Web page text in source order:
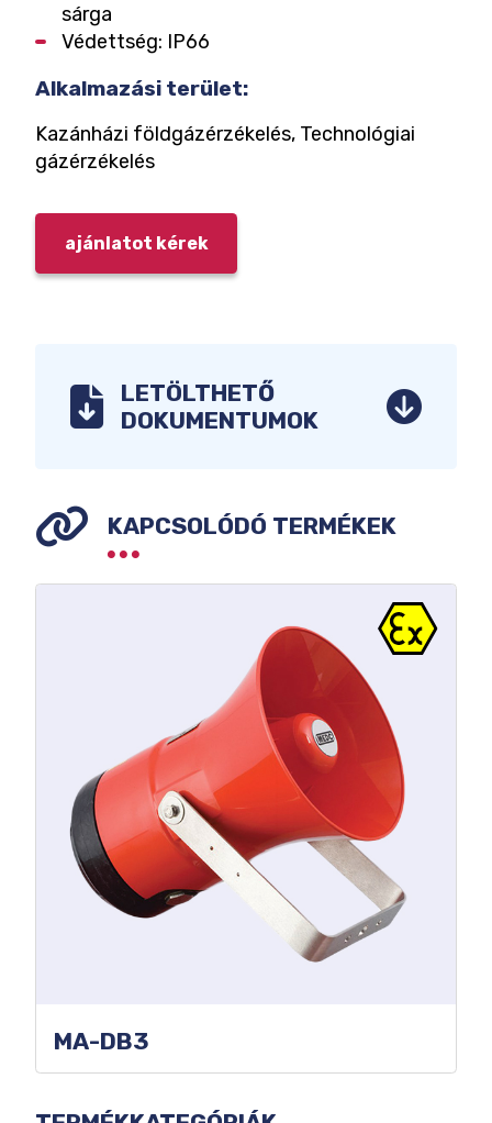
sárga
Védettség: IP66
Alkalmazási terület:
Kazánházi földgázérzékelés, Technológiai
gázérzékelés
ajánlatot kérek
LETÖLTHETŐ
DOKUMENTUMOK
KAPCSOLÓDÓ TERMÉKEK
MA-DB3